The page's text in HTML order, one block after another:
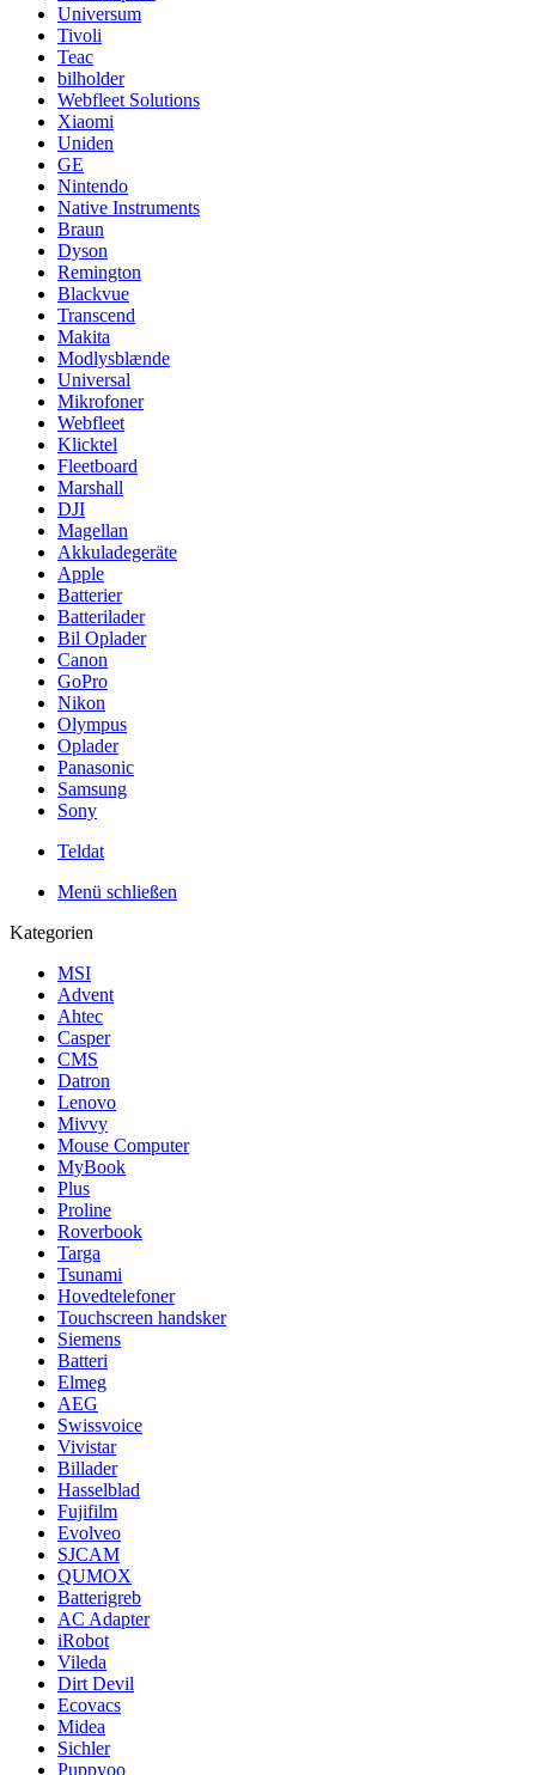
Universum
Tivoli
Teac
bilholder
Webfleet Solutions
Xiaomi
Uniden
GE
Nintendo
Native Instruments
Braun
Dyson
Remington
Blackvue
Transcend
Makita
Modlysblænde
Universal
Mikrofoner
Webfleet
Klicktel
Fleetboard
Marshall
DJI
Magellan
Akkuladegeräte
Apple
Batterier
Batterilader
Bil Oplader
Canon
GoPro
Nikon
Olympus
Oplader
Panasonic
Samsung
Sony
Teldat
Menü schließen
Kategorien
MSI
Advent
Ahtec
Casper
CMS
Datron
Lenovo
Mivvy
Mouse Computer
MyBook
Plus
Proline
Roverbook
Targa
Tsunami
Hovedtelefoner
Touchscreen handsker
Siemens
Batteri
Elmeg
AEG
Swissvoice
Vivistar
Billader
Hasselblad
Fujifilm
Evolveo
SJCAM
QUMOX
Batterigreb
AC Adapter
iRobot
Vileda
Dirt Devil
Ecovacs
Midea
Sichler
Puppyoo